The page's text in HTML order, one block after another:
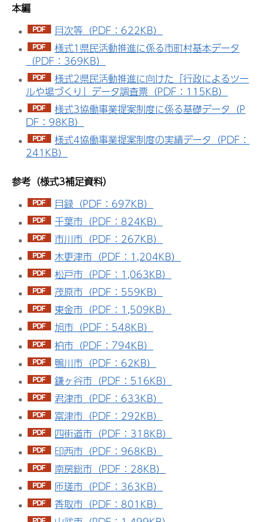
本編
目次等（PDF：622KB）
様式1県民活動推進に係る市町村基本データ
（PDF：369KB）
様式2県民活動推進に向けた「行政によるツー
ルや場づくり」データ調査票（PDF：115KB）
様式3協働事業提案制度に係る基礎データ（P
DF：98KB）
様式4協働事業提案制度の実績データ（PDF：
241KB）
参考（様式3補足資料）
目録（PDF：697KB）
千葉市（PDF：824KB）
市川市（PDF：267KB）
木更津市（PDF：1,204KB）
松戸市（PDF：1,063KB）
茂原市（PDF：559KB）
東金市（PDF：1,509KB）
旭市（PDF：548KB）
柏市（PDF：794KB）
鴨川市（PDF：62KB）
鎌ヶ谷市（PDF：516KB）
君津市（PDF：633KB）
富津市（PDF：292KB）
四街道市（PDF：318KB）
印西市（PDF：968KB）
南房総市（PDF：28KB）
匝瑳市（PDF：363KB）
香取市（PDF：801KB）